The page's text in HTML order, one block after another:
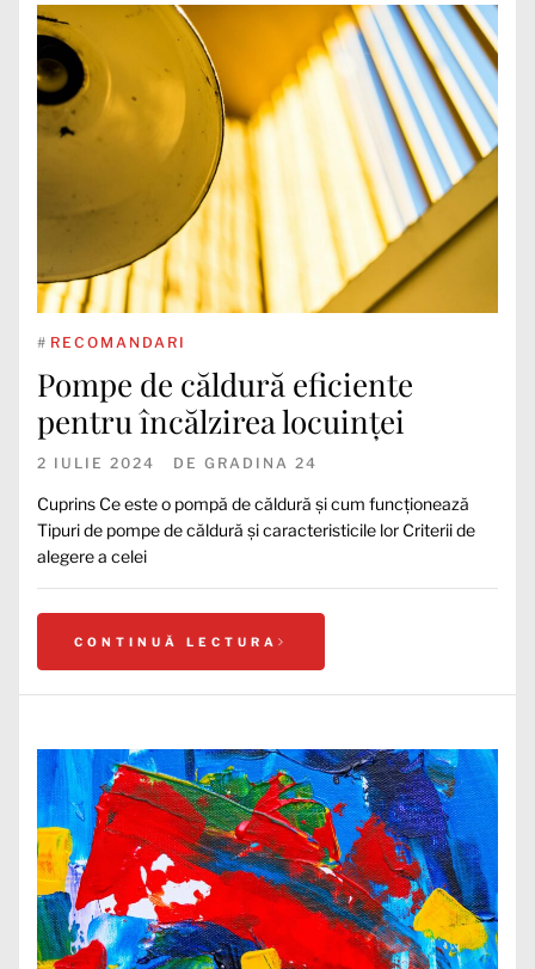
# RECOMANDARI
Pompe de căldură eficiente
pentru încălzirea locuinței
2 IULIE 2024 DE GRADINA 24
Cuprins Ce este o pompă de căldură și cum funcționează
Tipuri de pompe de căldură și caracteristicile lor Criterii de
alegere a celei
CONTINUĂ LECTURA